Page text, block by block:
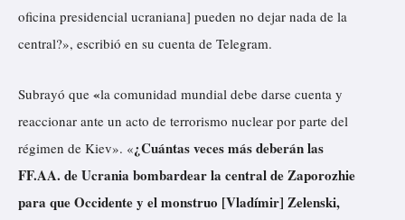
oficina presidencial ucraniana] pueden no dejar nada de la
central?», escribió en su cuenta de Telegram.
Subrayó que «la comunidad mundial debe darse cuenta y
reaccionar ante un acto de terrorismo nuclear por parte del
régimen de Kiev». «¿Cuántas veces más deberán las
FF.AA. de Ucrania bombardear la central de Zaporozhie
para que Occidente y el monstruo [Vladímir] Zelenski,